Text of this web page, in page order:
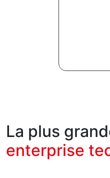
La plus
enterprise